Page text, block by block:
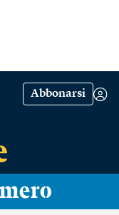
Abbonarsi